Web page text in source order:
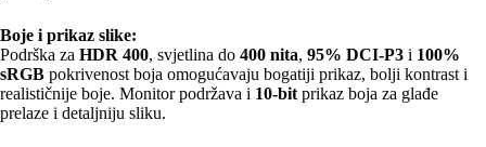
Boje i prikaz slike:
Podrška za HDR 400, svjetlina do 400 nita, 95% DCI-P3 i 100%
sRGB pokrivenost boja omogućavaju bogatiji prikaz, bolji kontrast i
realističnije boje. Monitor podržava i 10-bit prikaz boja za glađe
prelaze i detaljniju sliku.